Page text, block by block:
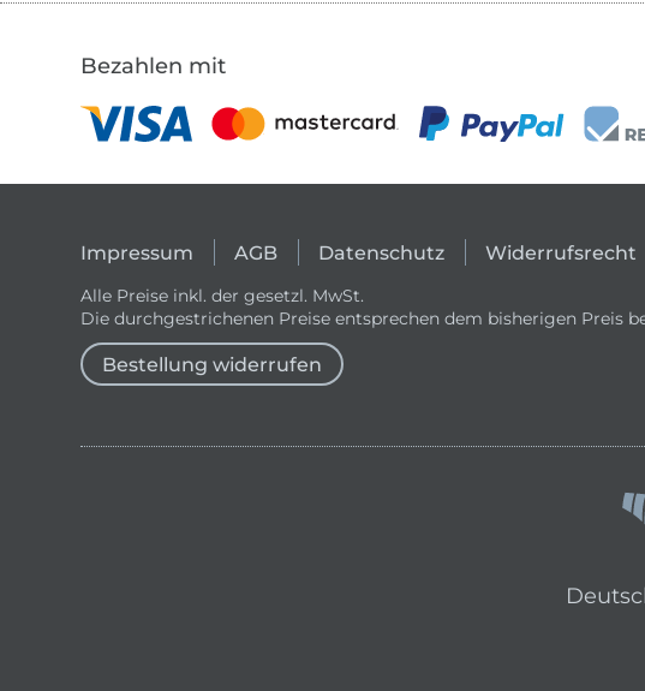
Bezahlen mit
Impressum AGB Datenschutz Widerrufsrecht
Alle Preise inkl. der gesetzl. MwSt.
Die durchgestrichenen Preise entsprechen dem bisherigen Preis
Bestellung widerrufen